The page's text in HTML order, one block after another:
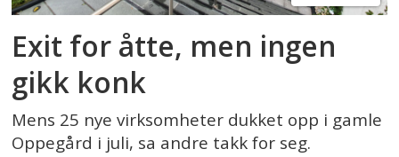
Exit for åtte, men ingen
gikk konk
Mens 25 nye virksomheter dukket opp i gamle
Oppegård i juli, sa andre takk for seg.